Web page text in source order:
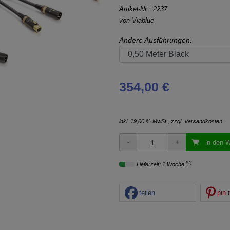
Artikel-Nr.: 2237
von Viablue
Andere Ausführungen:
354,00 €
inkl. 19,00 % MwSt., zzgl. Versandkosten
in den
Lieferzeit: 1 Woche [*2]
teilen pin